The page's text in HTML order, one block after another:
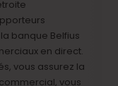
banque Belfius
en direct.
vous assurez la
vous